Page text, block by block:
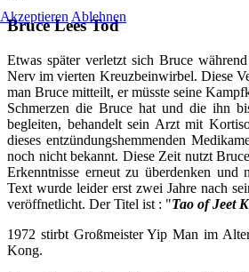
Bruce Lees Tod
Etwas später verletzt sich Bruce
Nerv im vierten Kreuzbeinwirbel. Diese
man Bruce mitteilt, er müsste seine
Schmerzen die Bruce hat und die ihn
begleiten, behandelt sein Arzt mit
dieses entzündungshemmenden
noch nicht bekannt. Diese Zeit nutzt
Erkenntnisse erneut zu überdenken und
Text wurde leider erst zwei Jahre nach
veröffnetlicht. Der Titel ist : "Tao of Jeet
1972 stirbt Großmeister Yip Man im
Kong.
Akzeptieren Ablehnen